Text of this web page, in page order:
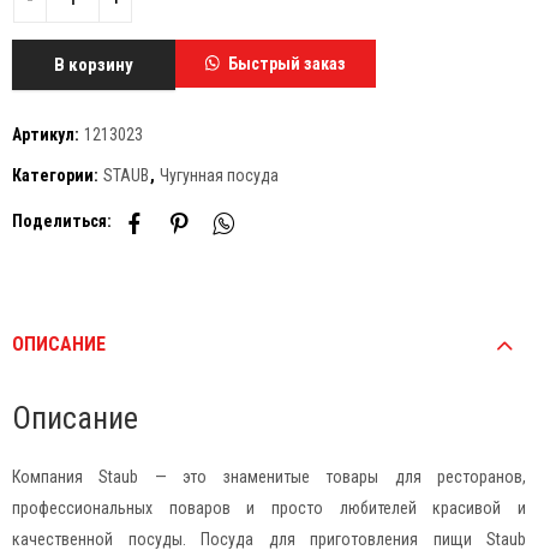
В корзину Быстрый заказ
Артикул: 1213023
Категории: STAUB, Чугунная посуда
Поделиться:
ОПИСАНИЕ
Описание
Компания Staub — это знаменитые товары для ресторанов,
профессиональных поваров и просто любителей красивой и
качественной посуды. Посуда для приготовления пищи Staub